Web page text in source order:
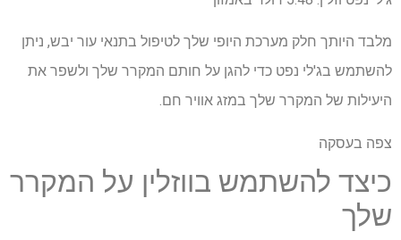
מלבד היותך חלק מערכת היופי שלך לטיפול בתנאי עור יבש, ניתן
להשתמש בג'לי נפט כדי להגן על חותם המקרר שלך ולשפר את
היעילות של המקרר שלך במזג אוויר חם.
צפה בעסקה
כיצד להשתמש בווזלין על המקרר
שלך